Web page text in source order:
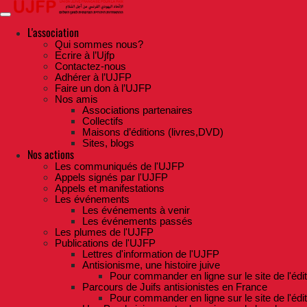
Skip
to
contentL'association
Qui sommes nous?
Ecrire à l’Ujfp
Contactez-nous
Adhérer à l’UJFP
Faire un don à l’UJFP
Nos amis
Associations partenaires
Collectifs
Maisons d’éditions (livres,DVD)
Sites, blogs
Nos actions
Les communiqués de l'UJFP
Appels signés par l'UJFP
Appels et manifestations
Les événements
Les événements à venir
Les événements passés
Les plumes de l'UJFP
Publications de l'UJFP
Lettres d'information de l'UJFP
Antisionisme, une histoire juive
Pour commander en ligne sur le site de
Parcours de Juifs antisionistes en France
Pour commander en ligne sur le site de